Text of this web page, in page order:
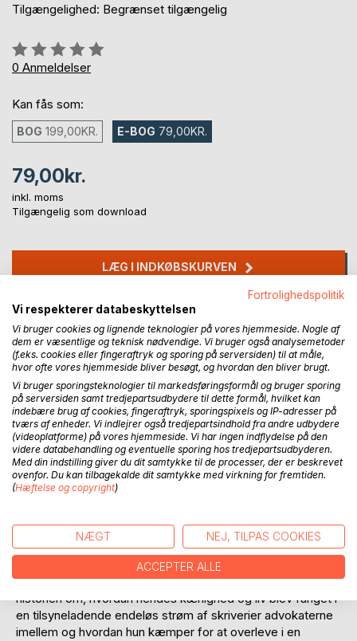
Tilgængelighed: Begrænset tilgængelig
Anmeldelse::
0%
0 Anmeldelser
Kan fås som:
BOG 199,00KR. E-BOG 79,00KR.
79,00kr.
inkl. moms
Tilgængelig som download
LÆG I INDKØBSKURVEN
Føj til ønskeliste
Anmeld titel
BESKRIVELSE
Kærlighedens Pris: En Uendelig Bodelingssag" er en dybt
værdighed og eksistens. Forfatteren kastes ind i et
uendeligt retssystem, hvor skifteretten, advokater og
tilsyneladende endeløse akter tvinger hende til at
konfrontere en brutalt langvarig bodelingssag. Dette er
historien om, hvordan hendes kærlighed og liv blev fanget i
en tilsyneladende endeløs strøm af skriverier advokaterne
imellem og hvordan hun kæmper for at overleve i en
Fortrolighedspolitik
Vi respekterer databeskyttelsen
Vi bruger cookies og lignende teknologier på vores hjemmeside. Nogle af
dem er væsentlige og teknisk nødvendige. Vi bruger også analysemetoder
(f.eks. cookies eller fingeraftryk og sporing på serversiden) til at måle,
hvor ofte vores hjemmeside bliver besøgt, og hvordan den bliver brugt.
Vi bruger sporingsteknologier til markedsføringsformål og bruger sporing
på serversiden samt tredjepartsudbydere til dette formål, hvilket kan
indebære brug af cookies, fingeraftryk, sporingspixels og IP-adresser på
tværs af enheder. Vi indlejrer også tredjepartsindhold fra andre udbydere
(videoplatforme) på vores hjemmeside. Vi har ingen indflydelse på den
videre databehandling og eventuelle sporing hos tredjepartsudbyderen.
Med din indstilling giver du dit samtykke til de processer, der er beskrevet
ovenfor. Du kan tilbagekalde dit samtykke med virkning for fremtiden.
(Hæftelse og copyright)
NÆGT NEJ, TILPAS COOKIES
ACCEPTER ALLE